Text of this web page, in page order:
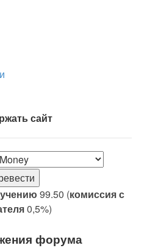
сайт
99.50 (комиссия с
0,5%)
форума